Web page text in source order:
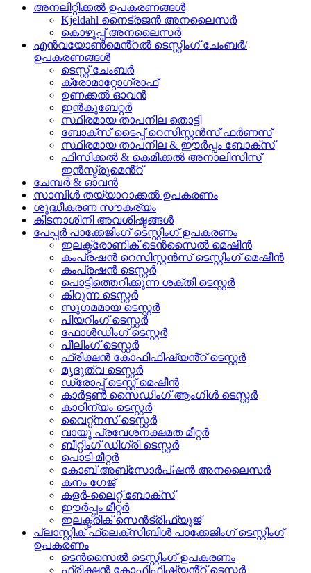
അനലിറ്റിക്കൽ ഉപകരണങ്ങൾ
Kjeldahl നൈട്രജൻ അനലൈസർ
കൊഴുപ്പ് അനലൈസർ
എൻവയോൺമെൻ്റൽ ടെസ്റ്റിംഗ് ചേംബർ/
ഉപകരണങ്ങൾ
ടെസ്റ്റ് ചേംബർ
ക്രോമാറ്റോഗ്രാഫ്
ഉണക്കൽ ഓവൻ
ഇൻകുബേറ്റർ
സ്ഥിരമായ താപനില തൊട്ടി
ബോക്സ് ടൈപ്പ് റെസിസ്റ്റൻസ് ഫർണസ്
സ്ഥിരമായ താപനില & ഈർപ്പം ബോക്സ്
ഫിസിക്കൽ & കെമിക്കൽ അനാലിസിസ്
ഇൻസ്ട്രുമെൻ്റ്
ചേമ്പർ & ഓവൻ
സാമ്പിൾ തയ്യാറാക്കൽ ഉപകരണം
ശുദ്ധീകരണ സൗകര്യം
കീടനാശിനി അവശിഷ്ടങ്ങൾ
പേപ്പർ പാക്കേജിംഗ് ടെസ്റ്റിംഗ് ഉപകരണം
ഇലക്ട്രോണിക് ടെൻസൈൽ മെഷീൻ
കംപ്രഷൻ റെസിസ്റ്റൻസ് ടെസ്റ്റിംഗ് മെഷീൻ
കംപ്രഷൻ ടെസ്റ്റർ
പൊട്ടിത്തെറിക്കുന്ന ശക്തി ടെസ്റ്റർ
കീറുന്ന ടെസ്റ്റർ
സുഗമമായ ടെസ്റ്റർ
പിയറിംഗ് ടെസ്റ്റർ
ഫോൾഡിംഗ് ടെസ്റ്റർ
പീലിംഗ് ടെസ്റ്റർ
ഫ്രിക്ഷൻ കോഫിഫിഷ്യൻ്റ് ടെസ്റ്റർ
മൃദുത്വ ടെസ്റ്റർ
ഡ്രോപ്പ് ടെസ്റ്റ് മെഷീൻ
കാർട്ടൺ സൈഡിംഗ് ആംഗിൾ ടെസ്റ്റർ
കാഠിന്യം ടെസ്റ്റർ
വൈറ്റ്നസ് ടെസ്റ്റർ
വായു പ്രവേശനക്ഷമത മീറ്റർ
ബീറ്റിംഗ് ഡിഗ്രി ടെസ്റ്റർ
പൊടി മീറ്റർ
കോബ് അബ്സോർപ്ഷൻ അനലൈസർ
കനം ഗേജ്
കളർ-ലൈറ്റ് ബോക്സ്
ഈർപ്പം മീറ്റർ
ഇലക്ട്രിക് സെൻട്രിഫ്യൂജ്
പ്ലാസ്റ്റിക് ഫ്ലെക്സിബിൾ പാക്കേജിംഗ് ടെസ്റ്റിംഗ്
ഉപകരണം
ടെൻസൈൽ ടെസ്റ്റിംഗ് ഉപകരണം
ഫ്രിക്ഷൻ കോഫിഫിഷ്യൻ്റ് ടെസ്റ്റർ